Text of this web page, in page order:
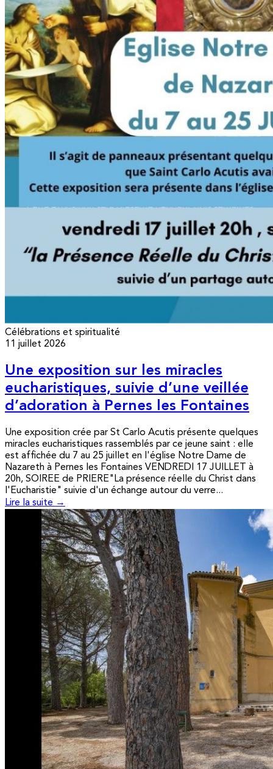
Célébrations et spiritualité
11 juillet 2026
Une exposition sur les miracles
eucharistiques, suivie d’une veillée
d’adoration à Pernes les Fontaines
Une exposition crée par St Carlo Acutis présente quelques
miracles eucharistiques rassemblés par ce jeune saint : elle
est affichée du 7 au 25 juillet en l'église Notre Dame de
Nazareth à Pernes les Fontaines VENDREDI 17 JUILLET à
20h, SOIREE de PRIERE"La présence réelle du Christ dans
l'Eucharistie" suivie d'un échange autour du verre...
Lire la suite →